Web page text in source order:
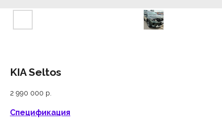
KIA Seltos
2 990 000 р.
Спецификация